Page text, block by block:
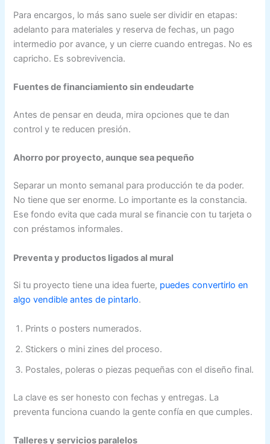
Para encargos, lo más sano suele ser dividir en etapas:
adelanto para materiales y reserva de fechas, un pago
intermedio por avance, y un cierre cuando entregas. No es
capricho. Es sobrevivencia.
Fuentes de financiamiento sin endeudarte
Antes de pensar en deuda, mira opciones que te dan
control y te reducen presión.
Ahorro por proyecto, aunque sea pequeño
Separar un monto semanal para producción te da poder.
No tiene que ser enorme. Lo importante es la constancia.
Ese fondo evita que cada mural se financie con tu tarjeta o
con préstamos informales.
Preventa y productos ligados al mural
Si tu proyecto tiene una idea fuerte, puedes convertirlo en
algo vendible antes de pintarlo.
Prints o posters numerados.
Stickers o mini zines del proceso.
Postales, poleras o piezas pequeñas con el diseño final.
La clave es ser honesto con fechas y entregas. La
preventa funciona cuando la gente confía en que cumples.
Talleres y servicios paralelos